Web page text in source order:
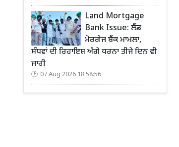
Land Mortgage
Bank Issue: ਲੈਂਡ
ਮੋਰਗੇਜ ਬੈਂਕ ਮਾਮਲਾ,
ਸੰਧਵਾਂ ਦੀ ਰਿਹਾਇਸ਼ ਅੱਗੇ ਧਰਨਾ ਤੀਜੇ ਦਿਨ ਵੀ
ਜਾਰੀ
07 Aug 2026 18:58:56